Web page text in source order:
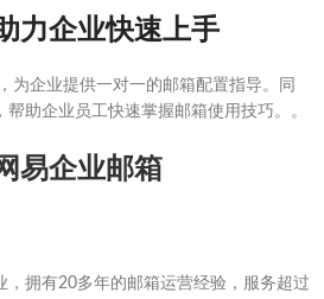
力企业快速上手
为企业提供一对一的邮箱配置指导。同
助企业员工快速掌握邮箱使用技巧。。
易企业邮箱
，拥有20多年的邮箱运营经验，服务超过